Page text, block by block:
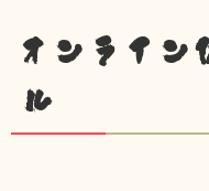
オンライン
ル